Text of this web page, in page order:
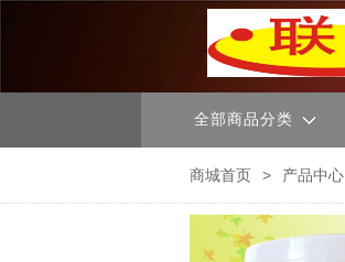
全部商品分类
商城首页 > 产品中心